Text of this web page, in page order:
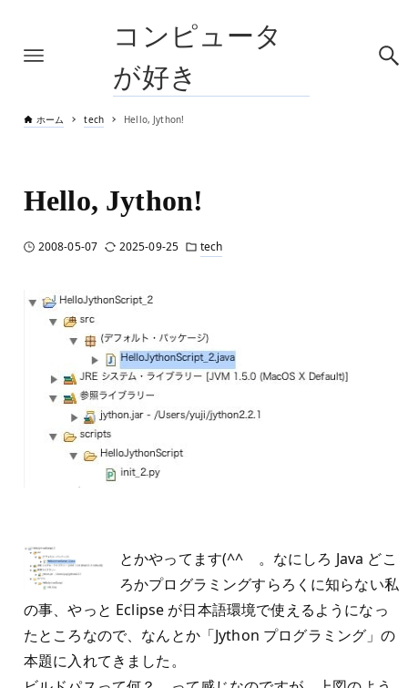
コンピュータ
が好き
ホーム tech Hello, Jython!
Hello, Jython!
2008-05-07 2025-09-25 tech
とかやってます(^^ゞ。なにしろ Java どこ
ろかプログラミングすらろくに知らない私
の事、やっと Eclipse が日本語環境で使えるようになっ
たところなので、なんとか「Jython プログラミング」の
本題に入れてきました。